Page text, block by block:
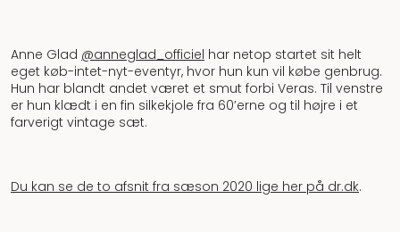
Anne Glad @anneglad_officiel har netop startet sit helt
eget køb-intet-nyt-eventyr, hvor hun kun vil købe genbrug.
Hun har blandt andet været et smut forbi Veras. Til venstre
er hun klædt i en fin silkekjole fra 60’erne og til højre i et
farverigt vintage sæt.
Du kan se de to afsnit fra sæson 2020 lige her på dr.dk.